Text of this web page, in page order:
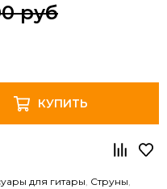
руб
КУПИТЬ
для гитары, Струны,